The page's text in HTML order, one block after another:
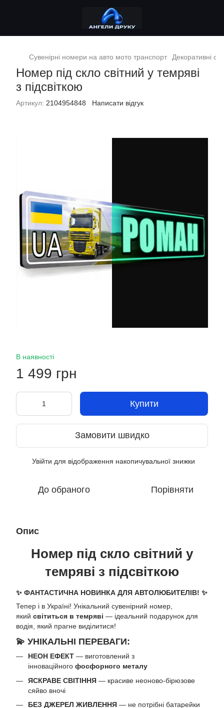
Сувенірні номери на авто мото транспорт Декоративні
Номер під скло світний у темряві
з підсвіткою
Артикул: 2104954848 Написати відгук
В наявності
1 499 грн
Купити
Замовити швидко
Увійти для відображення накопичувальної знижки
До обраного Порівняти
Опис
Номер під скло світний у
темряві з підсвіткою
✨ ФАНТАСТИЧНА НОВИНКА ДЛЯ АВТОЛЮБИТЕЛІВ! ✨
Тепер і в Україні! Унікальний сувенірний номер,
який світиться в темряві — ідеальний подарунок для
водія, який прагне виділитися!
💫 УНІКАЛЬНІ ПЕРЕВАГИ:
НЕОН ЕФЕКТ — виготовлений з
інноваційного фосфорного металу
ЯСКРАВЕ СВІТІННЯ — красиве неоново-бірюзове
сяйво вночі
БЕЗ ДЖЕРЕЛ ЖИВЛЕННЯ — не потрібні батарейки